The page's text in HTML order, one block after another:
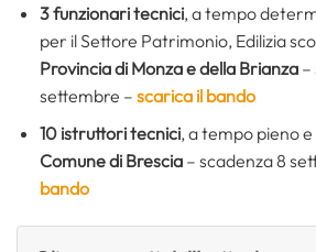
3funzionari tecnici, a tempo
per il Settore Patrimonio, Edilizia
Provincia di Monza e della Brianza–
settembre – scarica il bando
10 istruttori tecnici, a tempo pieno
Comune di Brescia– scadenza 8
bando